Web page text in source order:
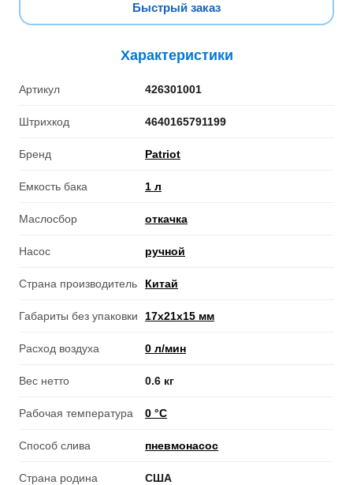
Быстрый заказ
Характеристики
Артикул 426301001
Штрихкод 4640165791199
Бренд Patriot
Емкость бака 1 л
Маслосбор откачка
Насос ручной
Страна производитель Китай
Габариты без упаковки 17х21х15 мм
Расход воздуха 0 л/мин
Вес нетто 0.6 кг
Рабочая температура 0 °С
Способ слива пневмонасос
Страна родина США